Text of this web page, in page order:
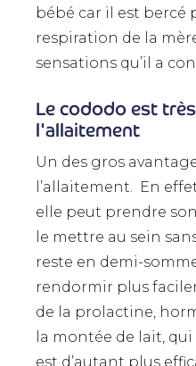
bébé car il est bercé
respiration de la
sensations qu’il a
Le cododo est
l'allaitement
Un des gros
l’allaitement. En
elle peut prendre
le mettre au sein
reste en demi-
rendormir plus
de la prolactine,
la montée de lait,
est d’autant plus